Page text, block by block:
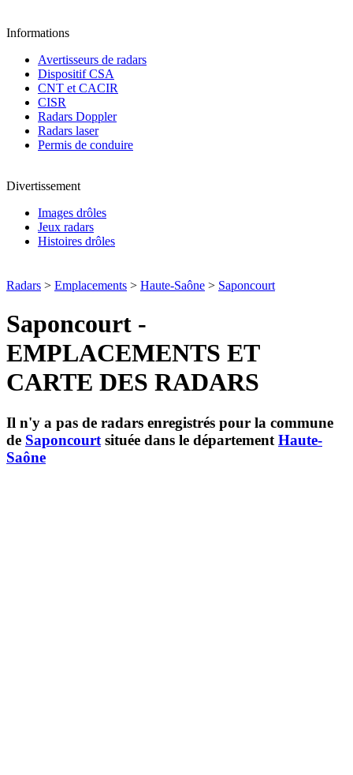
Informations
Avertisseurs de radars
Dispositif CSA
CNT et CACIR
CISR
Radars Doppler
Radars laser
Permis de conduire
Divertissement
Images drôles
Jeux radars
Histoires drôles
Radars > Emplacements > Haute-Saône > Saponcourt
Saponcourt -
EMPLACEMENTS ET
CARTE DES RADARS
Il n'y a pas de radars enregistrés pour la commune
de Saponcourt située dans le département Haute-
Saône